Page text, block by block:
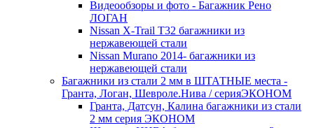
Видеообзоры и фото - Багажник Рено
ЛОГАН
Nissan X-Trail Т32 багажники из
нержавеющей стали
Nissan Murano 2014- багажники из
нержавеющей стали
Багажники из стали 2 мм в ШТАТНЫЕ места -
Гранта, Логан, Шевроле.Нива / серияЭКОНОМ
Гранта, Датсун, Калина багажники из стали
2 мм серия ЭКОНОМ